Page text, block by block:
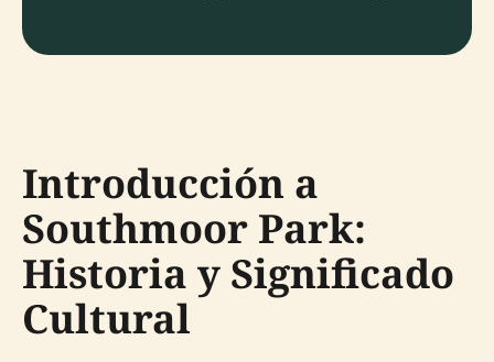
Introducción a
Southmoor Park:
Historia y Significado
Cultural